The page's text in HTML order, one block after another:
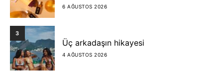
6 AĞUSTOS 2026
3
Üç arkadaşın hikayesi
4 AĞUSTOS 2026